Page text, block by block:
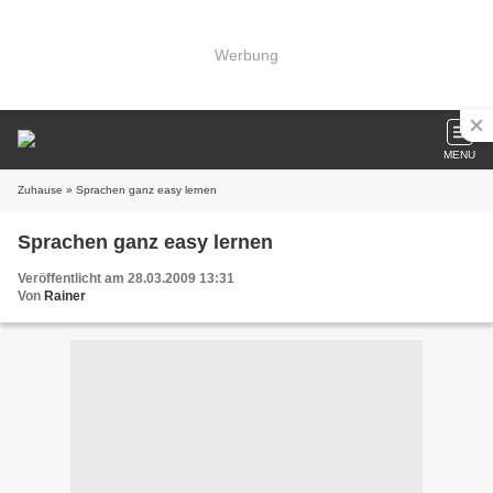
Werbung
MENU
Zuhause » Sprachen ganz easy lernen
Sprachen ganz easy lernen
Veröffentlicht am 28.03.2009 13:31
Von Rainer